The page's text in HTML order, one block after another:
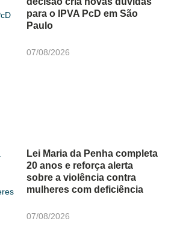
para o IPVA PcD em São
Paulo
07/08/2026
Lei Maria da Penha completa
20 anos e reforça alerta
sobre a violência contra
mulheres com deficiência
07/08/2026